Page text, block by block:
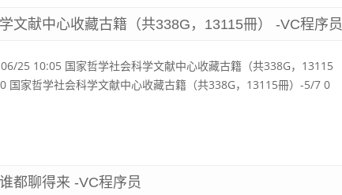
文献中心收藏古籍（共338G，13115冊） -VC程序员
25 10:05 国家哲学社会科学文献中心收藏古籍（共338G，13115
国家哲学社会科学文献中心收藏古籍（共338G，13115冊）-5/7 0
都聊得来 -VC程序员